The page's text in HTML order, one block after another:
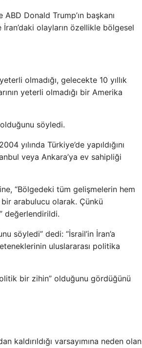
Donald Trump’ın başkanı
İran’daki olayların özellikle bölgesel
olmadığı, gelecekte 10 yıllık
yeterli olmadığı bir Amerika
söyledi.
yılında Türkiye’de yapıldığını
veya Ankara’ya ev sahipliği
“Bölgedeki tüm gelişmelerin hem
arabulucu olarak. Çünkü
değerlendirildi.
söyledi” dedi: “İsrail’in İran’a
uluslararası politika
bir zihin” olduğunu gördüğünü
varsayımına neden olan